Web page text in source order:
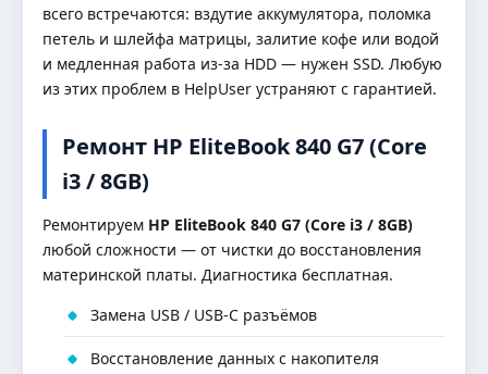
всего встречаются: вздутие аккумулятора, поломка
петель и шлейфа матрицы, залитие кофе или водой
и медленная работа из-за HDD — нужен SSD. Любую
из этих проблем в HelpUser устраняют с гарантией.
Ремонт HP EliteBook 840 G7 (Core
i3 / 8GB)
Ремонтируем HP EliteBook 840 G7 (Core i3 / 8GB)
любой сложности — от чистки до восстановления
материнской платы. Диагностика бесплатная.
Замена USB / USB-C разъёмов
Восстановление данных с накопителя